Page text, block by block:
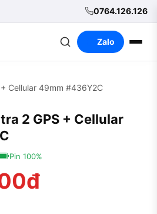
0764.126.126
Zalo
Cellular 49mm #436Y2C
2 GPS + Cellular
Pin 100%